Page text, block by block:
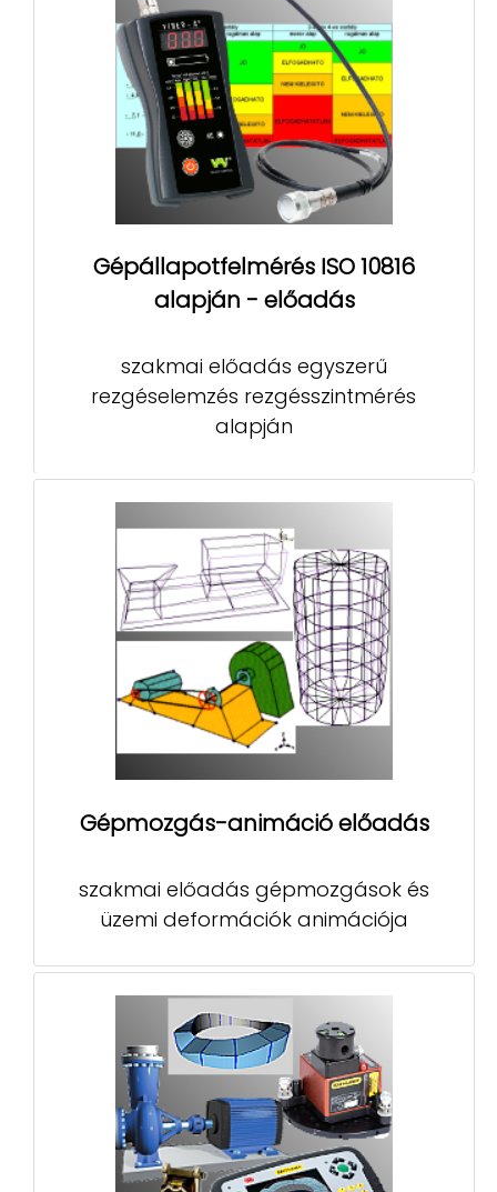
Gépállapotfelmérés ISO 10816
alapján - előadás
szakmai előadás egyszerű
rezgéselemzés rezgésszintmérés
alapján
Gépmozgás-animáció előadás
szakmai előadás gépmozgások és
üzemi deformációk animációja